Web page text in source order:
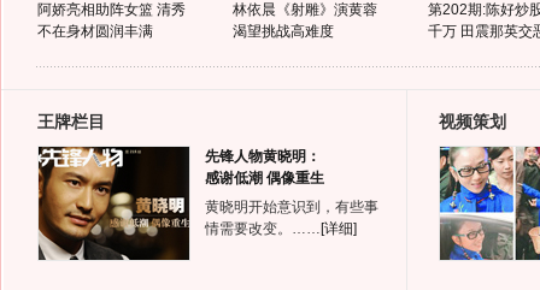
阿娇亮相助阵女篮 清秀
不在身材圆润丰满
林依晨《射雕》演黄蓉
渴望挑战高难度
第202期:陈好炒
千万 田震那英交
王牌栏目
先锋人物黄晓明：
感谢低潮 偶像重生
黄晓明开始意识到，有些事
情需要改变。…… [详细]
视频策划